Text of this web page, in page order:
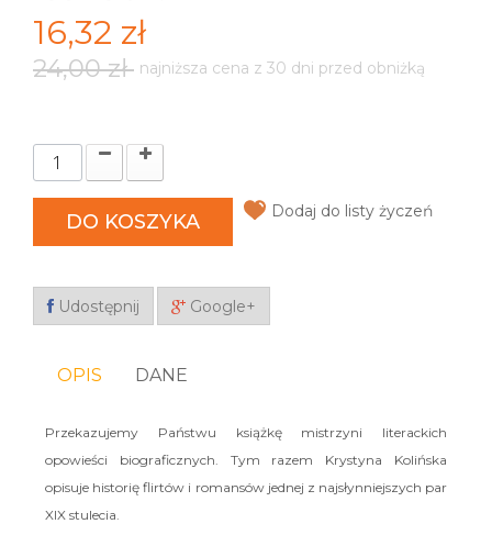
16,32 zł
24,00 zł najniższa cena z 30 dni przed obniżką
DO KOSZYKA Dodaj do listy życzeń
Udostępnij Google+
OPIS DANE
Przekazujemy Państwu książkę mistrzyni literackich
opowieści biograficznych. Tym razem Krystyna Kolińska
opisuje historię flirtów i romansów jednej z najsłynniejszych par
XIX stulecia.